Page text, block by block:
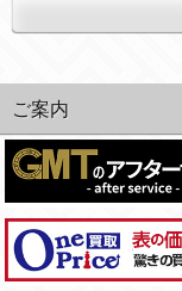
ご案内